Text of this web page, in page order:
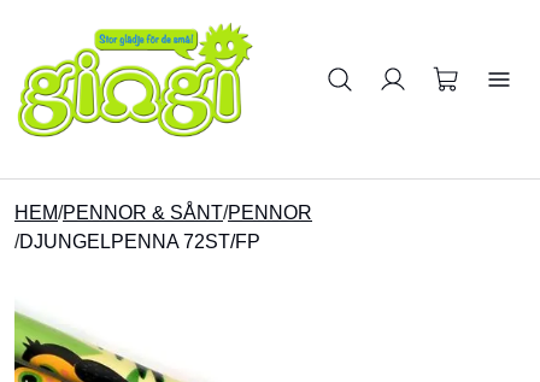
Sök på produkter
HEM/PENNOR & SÅNT/PENNOR
/DJUNGELPENNA 72ST/FP